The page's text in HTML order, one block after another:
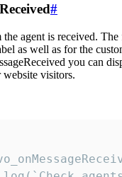
#
agent is received.
as well as for the
you can
website visitors.